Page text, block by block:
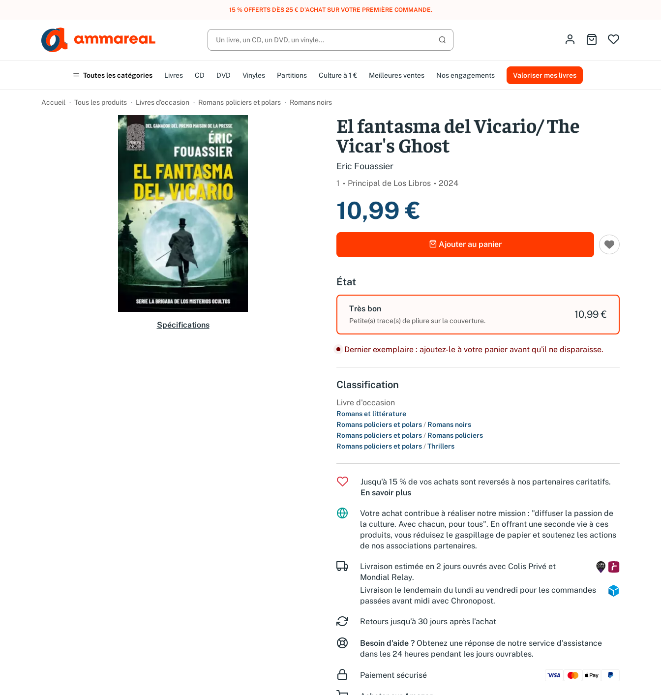
UN ACHAT, DES POINTS, DES RÉCOMPENSES :REJOIGNEZ GRATUITEMENT LE CLUB AMMAREAL.
Lancer la recherche
Identifiez-vousAller au panier
Toutes les catégories Livres CD DVD Vinyles Partitions Culture à 1 € Meilleures ventes Nos engagements Valoriser mes livres
Accueil Tous les produits Livres d’occasion Romans policiers et polars Romans noirs
Spécifications
El fantasma del Vicario/ The
Vicar's Ghost
Eric Fouassier
1 Principal de Los Libros 2024
10,99 €
Ajouter au panier
État
Très bon
Petite(s) trace(s) de pliure sur la couverture.
10,99 €
Dernier exemplaire : ajoutez-le à votre panier avant qu'il ne disparaisse.
Classification
Livre d'occasion
Romans et littérature
Romans policiers et polars / Romans noirs
Romans policiers et polars / Romans policiers
Romans policiers et polars /Thrillers
Jusqu'à 15 % de vos achats sont reversés à nos partenaires caritatifs.
En savoir plus
Votre achat contribue à réaliser notre mission : "diffuser la passion de
la culture. Avec chacun, pour tous". En offrant une seconde vie à ces
produits, vous réduisez le gaspillage de papier et soutenez les actions
de nos associations partenaires.
Livraison estimée en 2 jours ouvrés avec Colis Privé et
Mondial Relay.
Livraison le lendemain du lundi au vendredi pour les commandes
passées avant midi avec Chronopost.
Retours jusqu'à 30 jours après l'achat
Besoin d'aide ? Obtenez une réponse de notre service d'assistance
dans les 24 heures pendant les jours ouvrables.
Paiement sécurisé